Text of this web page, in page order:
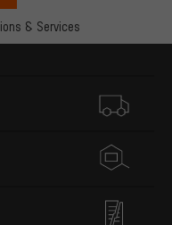
& Services